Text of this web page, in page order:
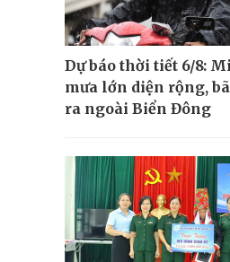
Dự báo thời tiết 6/8:
mưa lớn diện rộng,
ra ngoài Biển Đông